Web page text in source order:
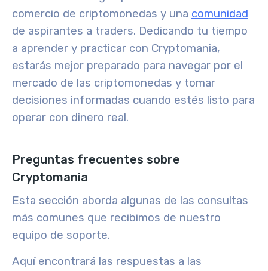
comercio de criptomonedas y una comunidad
de aspirantes a traders. Dedicando tu tiempo
a aprender y practicar con Cryptomania,
estarás mejor preparado para navegar por el
mercado de las criptomonedas y tomar
decisiones informadas cuando estés listo para
operar con dinero real.
Preguntas frecuentes sobre
Cryptomania
Esta sección aborda algunas de las consultas
más comunes que recibimos de nuestro
equipo de soporte.
Aquí encontrará las respuestas a las